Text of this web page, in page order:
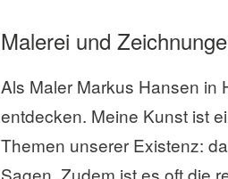
Malerei und
Als Maler Markus Hansen in
entdecken. Meine Kunst ist
Themen unserer Existenz:
Sagen. Zudem ist es oft die